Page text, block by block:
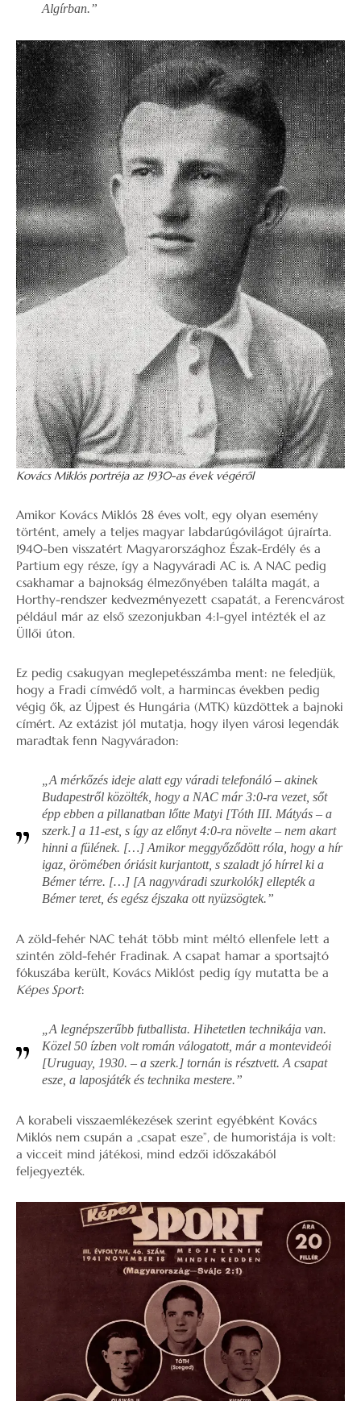
Algírban.”
Kovács Miklós portréja az 1930-as évek végéről
Amikor Kovács Miklós 28 éves volt, egy olyan esemény
történt, amely a teljes magyar labdarúgóvilágot újraírta.
1940-ben visszatért Magyarországhoz Észak-Erdély és a
Partium egy része, így a Nagyváradi AC is. A NAC pedig
csakhamar a bajnokság élmezőnyében találta magát, a
Horthy-rendszer kedvezményezett csapatát, a Ferencvárost
például már az első szezonjukban 4:1-gyel intézték el az
Üllői úton.
Ez pedig csakugyan meglepetésszámba ment: ne feledjük,
hogy a Fradi címvédő volt, a harmincas években pedig
végig ők, az Újpest és Hungária (MTK) küzdöttek a bajnoki
címért. Az extázist jól mutatja, hogy ilyen városi legendák
maradtak fenn Nagyváradon:
„A mérkőzés ideje alatt egy váradi telefonáló – akinek
Budapestről közölték, hogy a NAC már 3:0-ra vezet, sőt
épp ebben a pillanatban lőtte Matyi [Tóth III. Mátyás – a
szerk.] a 11-est, s így az előnyt 4:0-ra növelte – nem akart
hinni a fülének. […] Amikor meggyőződött róla, hogy a hír
igaz, örömében óriásit kurjantott, s szaladt jó hírrel ki a
Bémer térre. […] [A nagyváradi szurkolók] ellepték a
Bémer teret, és egész éjszaka ott nyüzsögtek.”
A zöld-fehér NAC tehát több mint méltó ellenfele lett a
szintén zöld-fehér Fradinak. A csapat hamar a sportsajtó
fókuszába került, Kovács Miklóst pedig így mutatta be a
Képes Sport:
„A legnépszerűbb futballista. Hihetetlen technikája van.
Közel 50 ízben volt román válogatott, már a montevideói
[Uruguay, 1930. – a szerk.] tornán is résztvett. A csapat
esze, a laposjáték és technika mestere.”
A korabeli visszaemlékezések szerint egyébként Kovács
Miklós nem csupán a „csapat esze”, de humoristája is volt:
a vicceit mind játékosi, mind edzői időszakából
feljegyezték.